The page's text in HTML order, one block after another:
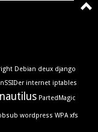
Debian deux django
internet iptables
nautilus PartedMagic
wordpress WPA xfs